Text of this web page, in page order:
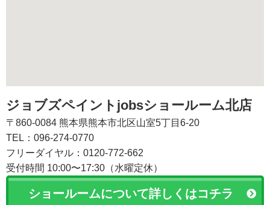
ジョブズペイントjobsショールーム北店
〒860-0084 熊本県熊本市北区山室5丁目6-20
TEL：096-274-0770
フリーダイヤル：0120-772-662
受付時間 10:00〜17:30（水曜定休）
ショールームについて詳しくはコチラ